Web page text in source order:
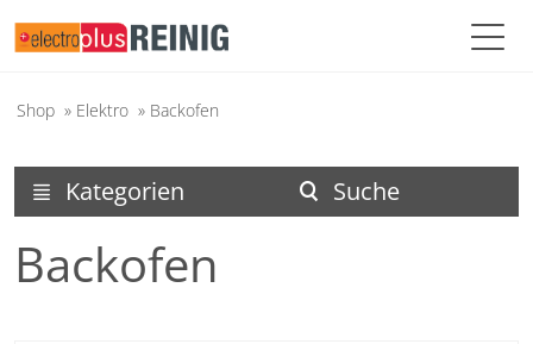
Shop » Elektro » Backofen
search Suche
menu Kategorien
Backofen